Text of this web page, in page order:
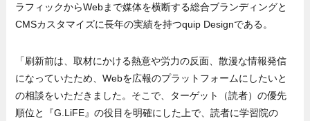
ラフィックからWebまで媒体を横断する総合ブランディングと
CMSカスタマイズに長年の実績を持つquip Designである。
「刷新前は、取材にかける熱意や労力の反面、散漫な情報発信
になっていたため、Webを広報のプラットフォームにしたいと
の相談をいただきました。そこで、ターゲット（読者）の優先
順位と『G.LiFE』の役目を明確にした上で、読者に学習院の